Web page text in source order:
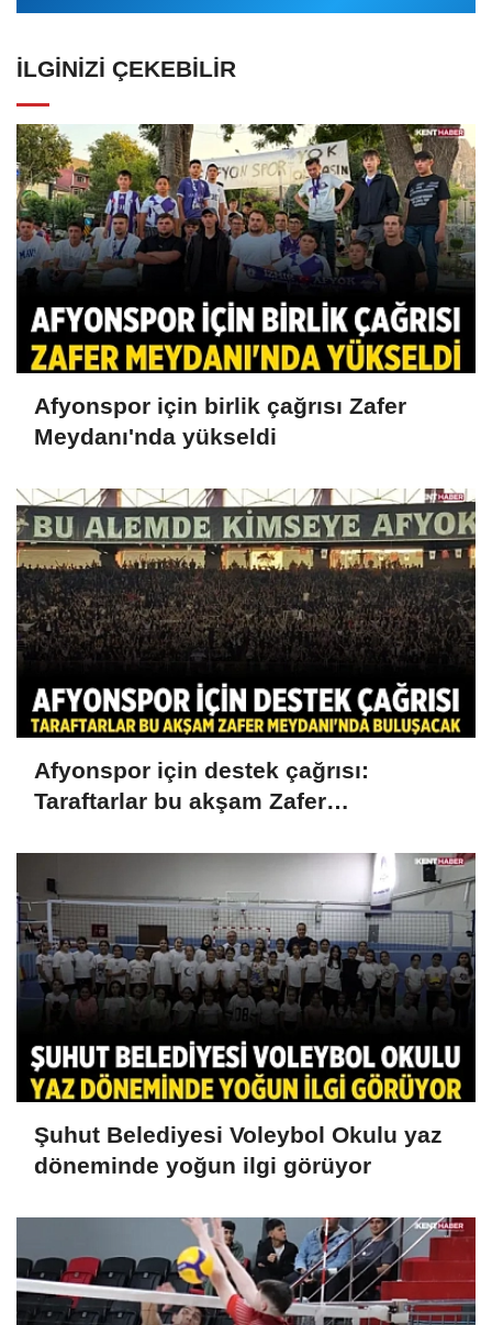
İLGINIZI ÇEKEBILIR
Afyonspor için birlik çağrısı Zafer
Meydanı'nda yükseldi
Afyonspor için destek çağrısı:
Taraftarlar bu akşam Zafer
Şuhut Belediyesi Voleybol Okulu yaz
döneminde yoğun ilgi görüyor